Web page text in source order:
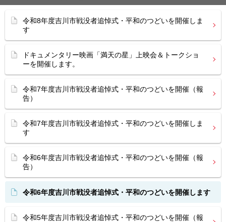
令和8年度吉川市戦没者追悼式・平和のつどいを開催しま
す
ドキュメンタリー映画「満天の星」上映会＆トークショ
ーを開催します。
令和7年度吉川市戦没者追悼式・平和のつどいを開催（報
告）
令和7年度吉川市戦没者追悼式・平和のつどいを開催しま
す
令和6年度吉川市戦没者追悼式・平和のつどいを開催（報
告）
令和6年度吉川市戦没者追悼式・平和のつどいを開催します
令和5年度吉川市戦没者追悼式・平和のつどいを開催（報